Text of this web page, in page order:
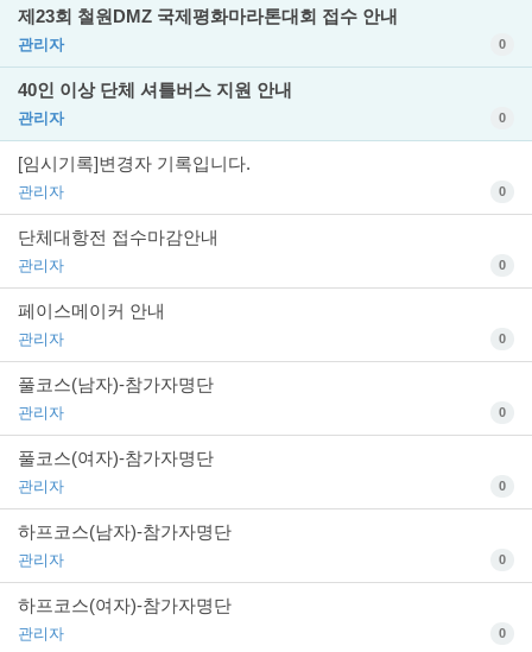
제23회 철원DMZ 국제평화마라톤대회 접수 안내
관리자 0
40인 이상 단체 셔틀버스 지원 안내
관리자 0
[임시기록]변경자 기록입니다.
관리자 0
단체대항전 접수마감안내
관리자 0
페이스메이커 안내
관리자 0
풀코스(남자)-참가자명단
관리자 0
풀코스(여자)-참가자명단
관리자 0
하프코스(남자)-참가자명단
관리자 0
하프코스(여자)-참가자명단
관리자 0